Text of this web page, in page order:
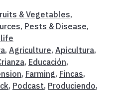
& Vegetables,
, Pests & Disease,
, Agriculture, Apicultura,
, Educación,
, Farming, Fincas,
, Podcast, Produciendo,